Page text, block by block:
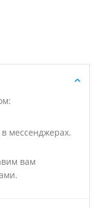
мессенджерах.
вам